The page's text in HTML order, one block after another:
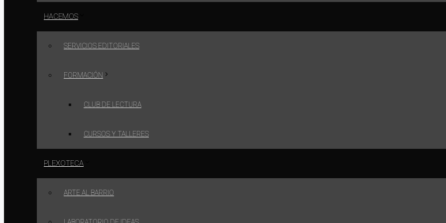
HACEMOS
SERVICIOS EDITORIALES
FORMACIÓN
CLUB DE LECTURA
CURSOS Y TALLERES
PLEXOTECA
ARTE AL BARRIO